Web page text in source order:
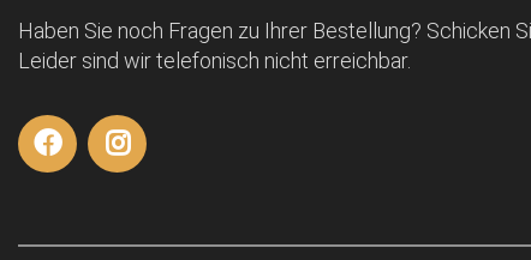
Haben Sie noch Fragen zu Ihrer Bestellung? Schicken
Leider sind wir telefonisch nicht erreichbar.